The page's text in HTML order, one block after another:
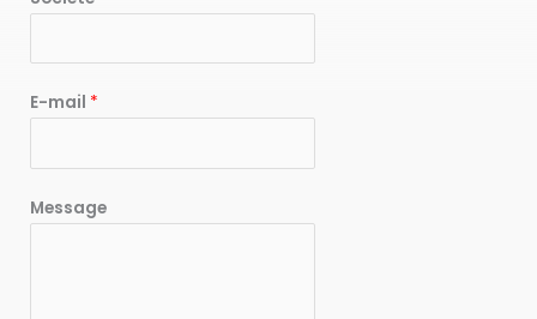
E-mail *
Message